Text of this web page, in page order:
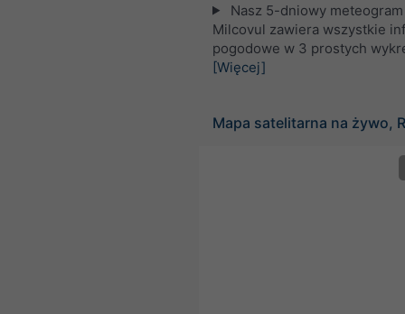
Nasz 5-dniowy
Milcovul zawiera wszystkie
pogodowe w 3 prostych
[Więcej]
Mapa satelitarna na żywo,